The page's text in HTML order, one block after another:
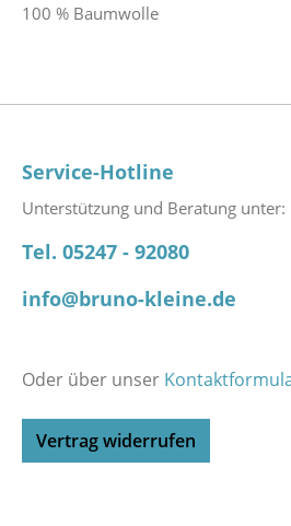
100 % Baumwolle
Service-Hotline
Unterstützung und Beratung unter:
Tel. 05247 - 92080
info@bruno-kleine.de
Oder über unser
Vertrag widerrufen